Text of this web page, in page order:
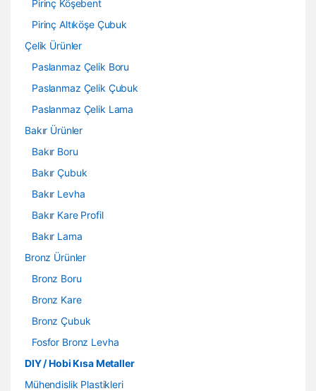
Pirinç Köşebent
Pirinç Altıköşe Çubuk
Çelik Ürünler
Paslanmaz Çelik Boru
Paslanmaz Çelik Çubuk
Paslanmaz Çelik Lama
Bakır Ürünler
Bakır Boru
Bakır Çubuk
Bakır Levha
Bakır Kare Profil
Bakır Lama
Bronz Ürünler
Bronz Boru
Bronz Kare
Bronz Çubuk
Fosfor Bronz Levha
DIY / Hobi Kısa Metaller
Mühendislik Plastikleri